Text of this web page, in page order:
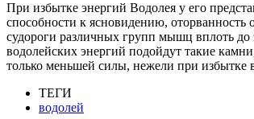
При избытке энергий Водолея у его
способности к ясновидению,
судороги различных групп мышц вплоть до
водолейских энергий подойдут такие
только меньшей силы, нежели при избытке
ТЕГИ
водолей